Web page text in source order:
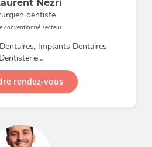
Nezri
dentiste
conventionné secteur
Implants Dentaires
Dentisterie…
rendez-vous